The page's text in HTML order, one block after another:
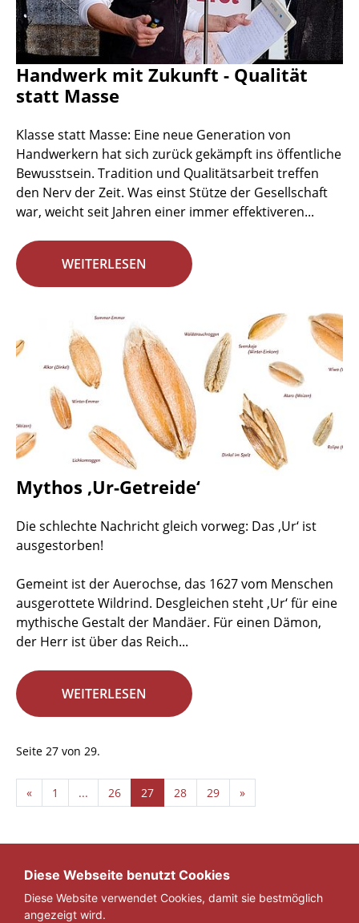
Handwerk mit Zukunft - Qualität
statt Masse
Klasse statt Masse: Eine neue Generation von
Handwerkern hat sich zurück gekämpft ins öffentliche
Bewusstsein. Tradition und Qualitätsarbeit treffen
den Nerv der Zeit. Was einst Stütze der Gesellschaft
war, weicht seit Jahren einer immer effektiveren...
WEITERLESEN
Mythos ‚Ur-Getreide‘
Die schlechte Nachricht gleich vorweg: Das ‚Ur‘ ist
ausgestorben!
Gemeint ist der Auerochse, das 1627 vom Menschen
ausgerottete Wildrind. Desgleichen steht ‚Ur‘ für eine
mythische Gestalt der Mandäer. Für einen Dämon,
der Herr ist über das Reich...
WEITERLESEN
Seite 27 von 29.
« 1 ... 26 27 28 29 »
Diese Webseite benutzt Cookies
Diese Website verwendet Cookies, damit sie bestmöglich
angezeigt wird.